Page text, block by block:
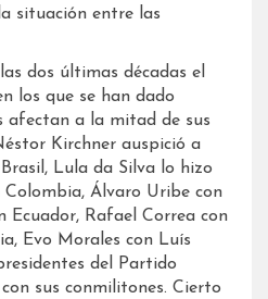
situación entre las
dos últimas décadas el
los que se han dado
afectan a la mitad de sus
Kirchner auspició a
Lula da Silva lo hizo
Colombia, Álvaro Uribe con
Ecuador, Rafael Correa con
Evo Morales con Luís
del Partido
sus conmilitones. Cierto